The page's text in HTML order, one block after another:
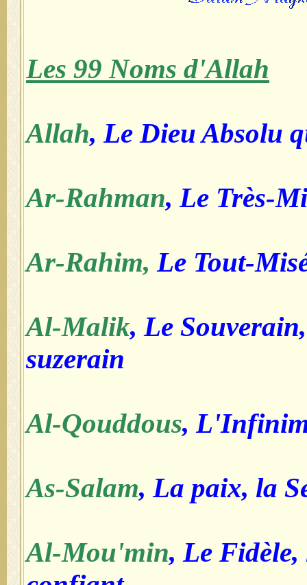
Les 99 Noms d'Allah
Allah, Le Dieu Absolu
Ar-Rahman, Le Très-
Ar-Rahim, Le Tout-
Al-Malik, Le
suzerain
Al-Qouddous,
As-Salam, La paix, la
Al-Mou'min, Le Fidèle,